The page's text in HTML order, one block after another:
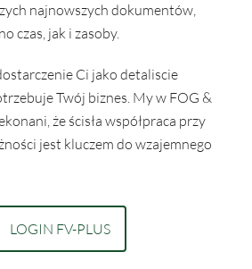
najnowszych dokumentów,
czas, jak i zasoby.
Ci jako detaliscie
Twój biznes. My w FOG &
że ścisła współpraca przy
jest kluczem do wzajemnego
LOGIN FV-PLUS